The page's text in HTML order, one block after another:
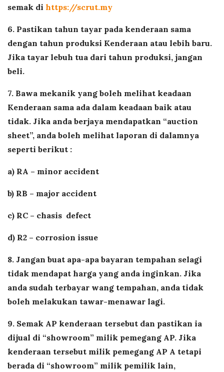
semak di https://scrut.my
6. Pastikan tahun tayar pada kenderaan sama
dengan tahun produksi Kenderaan atau lebih baru.
Jika tayar lebuh tua dari tahun produksi, jangan
beli.
7. Bawa mekanik yang boleh melihat keadaan
Kenderaan sama ada dalam keadaan baik atau
tidak. Jika anda berjaya mendapatkan “auction
sheet”, anda boleh melihat laporan di dalamnya
seperti berikut :
a) RA – minor accident
b) RB – major accident
c) RC – chasis defect
d) R2 – corrosion issue
8. Jangan buat apa-apa bayaran tempahan selagi
tidak mendapat harga yang anda inginkan. Jika
anda sudah terbayar wang tempahan, anda tidak
boleh melakukan tawar-menawar lagi.
9. Semak AP kenderaan tersebut dan pastikan ia
dijual di “showroom” milik pemegang AP. Jika
kenderaan tersebut milik pemegang AP A tetapi
berada di “showroom” milik pemilik lain,